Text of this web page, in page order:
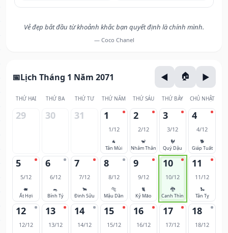
Vẻ đẹp bắt đầu từ khoảnh khắc bạn quyết định là chính mình.
— Coco Chanel
Lịch Tháng 1 Năm 2071
THỨ HAI THỨ BA THỨ TƯ THỨ NĂM THỨ SÁU THỨ BẢY CHỦ NHẬT
29 30 31 1
1/12
🐐
Tân Mùi
2
2/12
🐒
Nhâm Thân
3
3/12
🐓
Quý Dậu
4
4/12
🐕
Giáp Tuất
5
5/12
🐖
Ất Hợi
6
6/12
🐀
Bính Tý
7
7/12
🐂
Đinh Sửu
8
8/12
🐅
Mậu Dần
9
9/12
🐈
Kỷ Mão
10
10/12
🐉
Canh Thìn
11
11/12
🐍
Tân Tỵ
12
12/12
13
13/12
14
14/12
15
15/12
16
16/12
17
17/12
18
18/12